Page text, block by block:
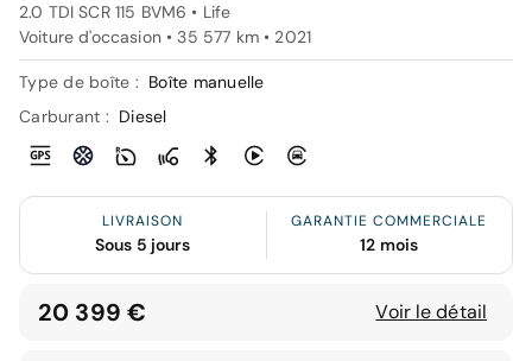
2.0 TDI SCR 115 BVM6 • Life
Voiture d'occasion • 35 577 km • 2021
Type de boîte : Boîte manuelle
Carburant : Diesel
LIVRAISON
Sous 5 jours
GARANTIE COMMERCIALE
12 mois
20 399 € Voir le détail